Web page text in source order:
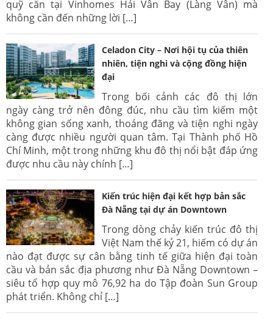
quỹ căn tại Vinhomes Hải Vân Bay (Làng Vân) mà
không cần đến những lời […]
Celadon City – Nơi hội tụ của thiên
nhiên, tiện nghi và cộng đồng hiện
đại
Trong bối cảnh các đô thị lớn
ngày càng trở nên đông đúc, nhu cầu tìm kiếm một
không gian sống xanh, thoáng đãng và tiện nghi ngày
càng được nhiều người quan tâm. Tại Thành phố Hồ
Chí Minh, một trong những khu đô thị nổi bật đáp ứng
được nhu cầu này chính […]
Kiến trúc hiện đại kết hợp bản sắc
Đà Nẵng tại dự án Downtown
Trong dòng chảy kiến trúc đô thị
Việt Nam thế kỷ 21, hiếm có dự án
nào đạt được sự cân bằng tinh tế giữa hiện đại toàn
cầu và bản sắc địa phương như Đà Nẵng Downtown –
siêu tổ hợp quy mô 76,92 ha do Tập đoàn Sun Group
phát triển. Không chỉ […]